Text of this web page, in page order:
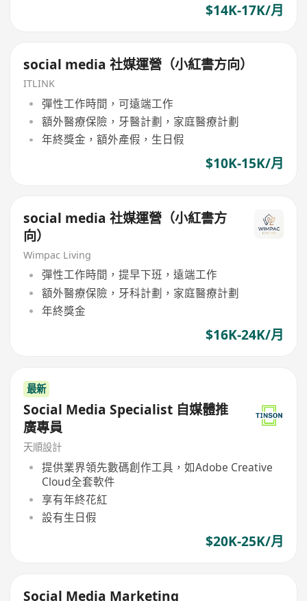
$14K-17K/月
social media 社媒運營（小紅書方向）
ITLINK
彈性工作時間，可遠端工作
額外醫療保險，牙醫計劃，家庭醫療計劃
年終獎金，額外產假，生日假
$10K-15K/月
social media 社媒運營（小紅書方
向）
Wimpac Living
彈性工作時間，提早下班，遠端工作
額外醫療保險，牙科計劃，家庭醫療計劃
年終獎金
$16K-24K/月
最新
Social Media Specialist 自媒體推
廣專員
天順設計
提供業界領先數碼創作工具，如Adobe Creative
Cloud全套軟件
享有年終花紅
設有生日假
$20K-25K/月
Social Media Marketing